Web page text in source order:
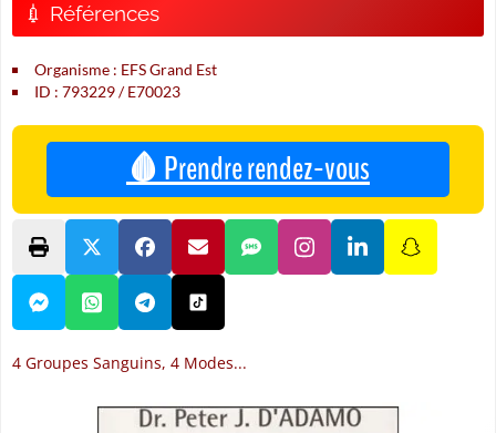
💉 Références
Organisme : EFS Grand Est
ID : 793229 / E70023
🩸 Prendre rendez-vous
4 Groupes Sanguins, 4 Modes...